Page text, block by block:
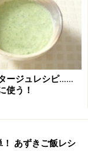
をきっておきま
湯2と1/2カップ
ください
ージュレシピ……
使う！
あずきご飯レシ